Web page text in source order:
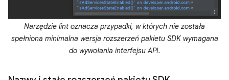
Narzędzie lint oznacza przypadki, w których nie została
spełniona minimalna wersja rozszerzeń pakietu SDK wymagana
do wywołania interfejsu API.